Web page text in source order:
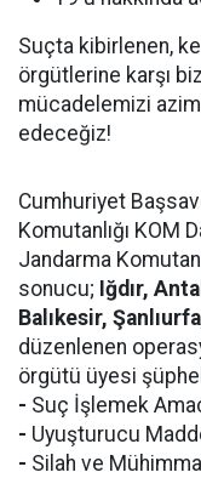
Suçta kibirlenen,
örgütlerine karşı
mücadelemizi
edeceğiz!
Cumhuriyet
Komutanlığı KOM
Jandarma
sonucu; Iğdır,
Balıkesir,
düzenlenen
örgütü üyesi
- Suç İşlemek
- Uyuşturucu
- Silah ve